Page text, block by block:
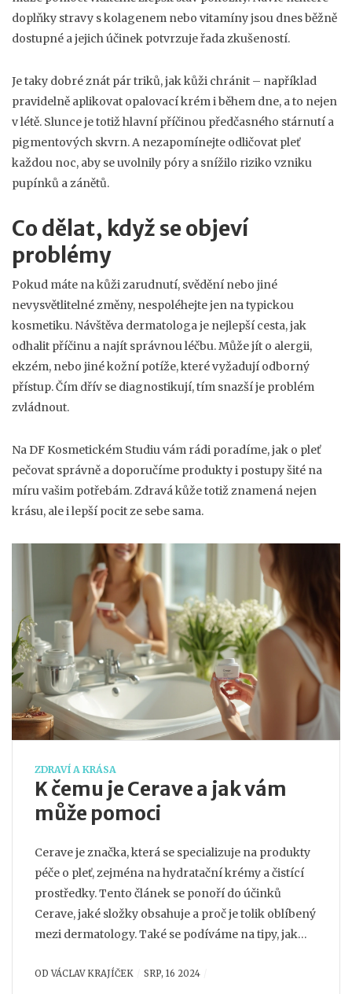
doplňky stravy s kolagenem nebo vitamíny jsou dnes běžně
dostupné a jejich účinek potvrzuje řada zkušeností.
Je taky dobré znát pár triků, jak kůži chránit – například
pravidelně aplikovat opalovací krém i během dne, a to nejen
v létě. Slunce je totiž hlavní příčinou předčasného stárnutí a
pigmentových skvrn. A nezapomínejte odličovat pleť
každou noc, aby se uvolnily póry a snížilo riziko vzniku
pupínků a zánětů.
Co dělat, když se objeví
problémy
Pokud máte na kůži zarudnutí, svědění nebo jiné
nevysvětlitelné změny, nespoléhejte jen na typickou
kosmetiku. Návštěva dermatologa je nejlepší cesta, jak
odhalit příčinu a najít správnou léčbu. Může jít o alergii,
ekzém, nebo jiné kožní potíže, které vyžadují odborný
přístup. Čím dřív se diagnostikují, tím snazší je problém
zvládnout.
Na DF Kosmetickém Studiu vám rádi poradíme, jak o pleť
pečovat správně a doporučíme produkty i postupy šité na
míru vašim potřebám. Zdravá kůže totiž znamená nejen
krásu, ale i lepší pocit ze sebe sama.
ZDRAVÍ A KRÁSA
K čemu je Cerave a jak vám
může pomoci
Cerave je značka, která se specializuje na produkty
péče o pleť, zejména na hydratační krémy a čistící
prostředky. Tento článek se ponoří do účinků
Cerave, jaké složky obsahuje a proč je tolik oblíbený
mezi dermatology. Také se podíváme na tipy, jak
zlepšit stav vaší pokožky.
ODVÁCLAV KRAJÍČEK SRP, 16 2024